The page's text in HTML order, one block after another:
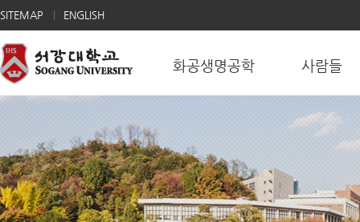
SITEMAP ENGLISH
화공생명공학 사람들